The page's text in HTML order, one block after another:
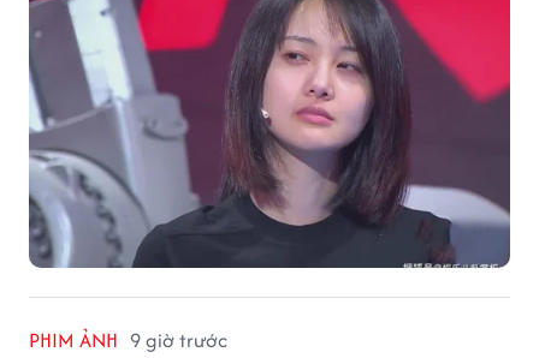
PHIM ẢNH 9 giờ trước